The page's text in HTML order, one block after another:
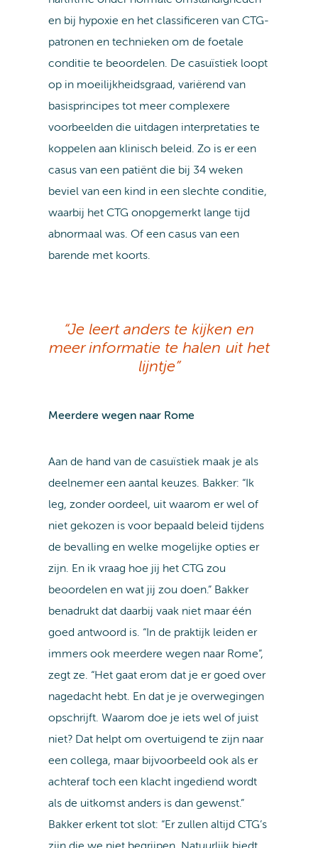
en bij hypoxie en het classificeren van CTG-
patronen en technieken om de foetale
conditie te beoordelen. De casuïstiek loopt
op in moeilijkheidsgraad, variërend van
basisprincipes tot meer complexere
voorbeelden die uitdagen interpretaties te
koppelen aan klinisch beleid. Zo is er een
casus van een patiënt die bij 34 weken
beviel van een kind in een slechte conditie,
waarbij het CTG onopgemerkt lange tijd
abnormaal was. Of een casus van een
barende met koorts.
“Je leert anders te kijken en
meer informatie te halen uit het
lijntje”
Meerdere wegen naar Rome
Aan de hand van de casuïstiek maak je als
deelnemer een aantal keuzes. Bakker: “Ik
leg, zonder oordeel, uit waarom er wel of
niet gekozen is voor bepaald beleid tijdens
de bevalling en welke mogelijke opties er
zijn. En ik vraag hoe jij het CTG zou
beoordelen en wat jij zou doen.” Bakker
benadrukt dat daarbij vaak niet maar één
goed antwoord is. “In de praktijk leiden er
immers ook meerdere wegen naar Rome”,
zegt ze. “Het gaat erom dat je er goed over
nagedacht hebt. En dat je je overwegingen
opschrijft. Waarom doe je iets wel of juist
niet? Dat helpt om overtuigend te zijn naar
een collega, maar bijvoorbeeld ook als er
achteraf toch een klacht ingediend wordt
als de uitkomst anders is dan gewenst.”
Bakker erkent tot slot: “Er zullen altijd CTG’s